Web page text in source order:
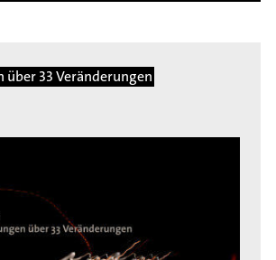
über 33 Veränderungen